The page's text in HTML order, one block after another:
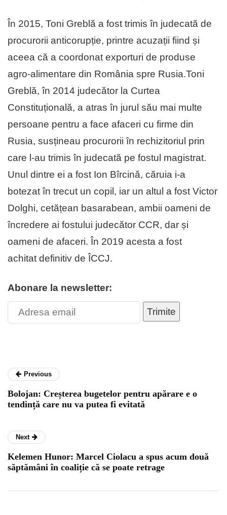
În 2015, Toni Greblă a fost trimis în judecată de
procurorii anticorupție, printre acuzații fiind și
aceea că a coordonat exporturi de produse
agro-alimentare din România spre Rusia.Toni
Greblă, în 2014 judecător la Curtea
Constituțională, a atras în jurul său mai multe
persoane pentru a face afaceri cu firme din
Rusia, susțineau procurorii în rechizitoriul prin
care l-au trimis în judecată pe fostul magistrat.
Unul dintre ei a fost Ion Bîrcină, căruia i-a
botezat în trecut un copil, iar un altul a fost Victor
Dolghi, cetățean basarabean, ambii oameni de
încredere ai fostului judecător CCR, dar și
oameni de afaceri. În 2019 acesta a fost
achitat definitiv de ÎCCJ.
Abonare la newsletter:
Trimite
Previous
Bolojan: Creșterea bugetelor pentru apărare e o
tendință care nu va putea fi evitată
Next
Kelemen Hunor: Marcel Ciolacu a spus acum două
săptămâni în coaliție că se poate retrage